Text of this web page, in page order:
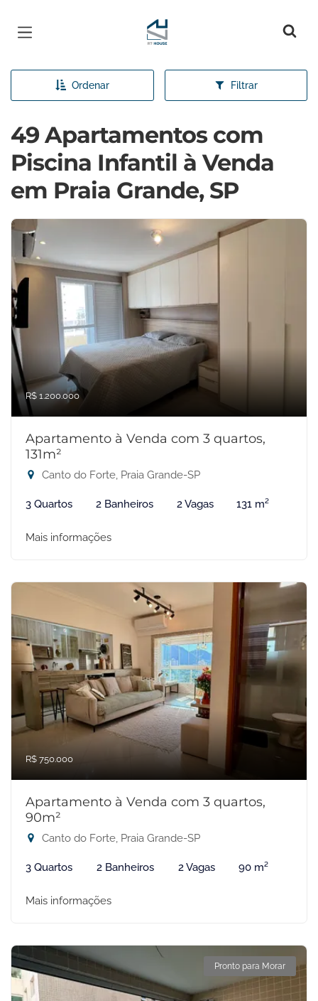
Página inicial
Ordenar Filtrar
49 Apartamentos com
Piscina Infantil à Venda
em Praia Grande, SP
R$ 1.200.000
Apartamento à Venda com 3 quartos,
131m²
Canto do Forte, Praia Grande-SP
3 Quartos 2 Banheiros 2 Vagas 131 m²
Mais informações
R$ 750.000
Apartamento à Venda com 3 quartos,
90m²
Canto do Forte, Praia Grande-SP
3 Quartos 2 Banheiros 2 Vagas 90 m²
Mais informações
Pronto para Morar